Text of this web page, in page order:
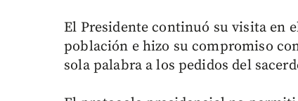
El Presidente continuó su visita en
población e hizo su compromiso
sola palabra a los pedidos del